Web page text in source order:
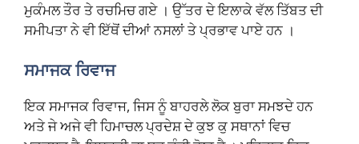
ਮੁਕੰਮਲ ਤੌਰ ਤੇ ਰਚਮਿਚ ਗਏ । ਉੱਤਰ ਦੇ ਇਲਾਕੇ ਵੱਲ ਤਿੱਬਤ ਦੀ
ਸਮੀਪਤਾ ਨੇ ਵੀ ਇੱਥੋਂ ਦੀਆਂ ਨਸਲਾਂ ਤੇ ਪ੍ਰਭਾਵ ਪਾਏ ਹਨ ।
ਸਮਾਜਕ ਰਿਵਾਜ
ਇਕ ਸਮਾਜਕ ਰਿਵਾਜ, ਜਿਸ ਨੂੰ ਬਾਹਰਲੇ ਲੋਕ ਬੁਰਾ ਸਮਝਦੇ ਹਨ
ਅਤੇ ਜੇ ਅਜੇ ਵੀ ਹਿਮਾਚਲ ਪ੍ਰਦੇਸ਼ ਦੇ ਕੁਝ ਕੁ ਸਥਾਨਾਂ ਵਿਚ